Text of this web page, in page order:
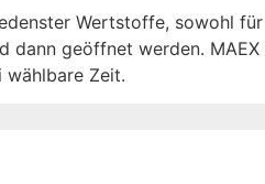
Wertstoffe, sowohl
geöffnet werden.
wählbare Zeit.